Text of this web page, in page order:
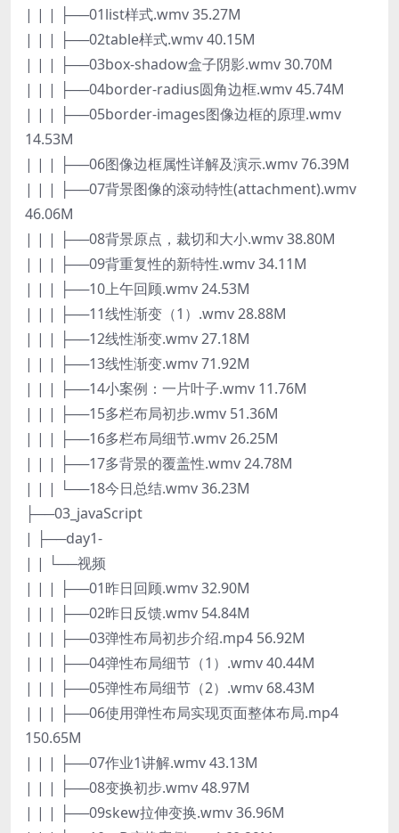
| | | ├──01list样式.wmv 35.27M
| | | ├──02table样式.wmv 40.15M
| | | ├──03box-shadow盒子阴影.wmv 30.70M
| | | ├──04border-radius圆角边框.wmv 45.74M
| | | ├──05border-images图像边框的原理.wmv
14.53M
| | | ├──06图像边框属性详解及演示.wmv 76.39M
| | | ├──07背景图像的滚动特性(attachment).wmv
46.06M
| | | ├──08背景原点，裁切和大小.wmv 38.80M
| | | ├──09背重复性的新特性.wmv 34.11M
| | | ├──10上午回顾.wmv 24.53M
| | | ├──11线性渐变（1）.wmv 28.88M
| | | ├──12线性渐变.wmv 27.18M
| | | ├──13线性渐变.wmv 71.92M
| | | ├──14小案例：一片叶子.wmv 11.76M
| | | ├──15多栏布局初步.wmv 51.36M
| | | ├──16多栏布局细节.wmv 26.25M
| | | ├──17多背景的覆盖性.wmv 24.78M
| | | └──18今日总结.wmv 36.23M
├──03_javaScript
| ├──day1-
| | └──视频
| | | ├──01昨日回顾.wmv 32.90M
| | | ├──02昨日反馈.wmv 54.84M
| | | ├──03弹性布局初步介绍.mp4 56.92M
| | | ├──04弹性布局细节（1）.wmv 40.44M
| | | ├──05弹性布局细节（2）.wmv 68.43M
| | | ├──06使用弹性布局实现页面整体布局.mp4
150.65M
| | | ├──07作业1讲解.wmv 43.13M
| | | ├──08变换初步.wmv 48.97M
| | | ├──09skew拉伸变换.wmv 36.96M